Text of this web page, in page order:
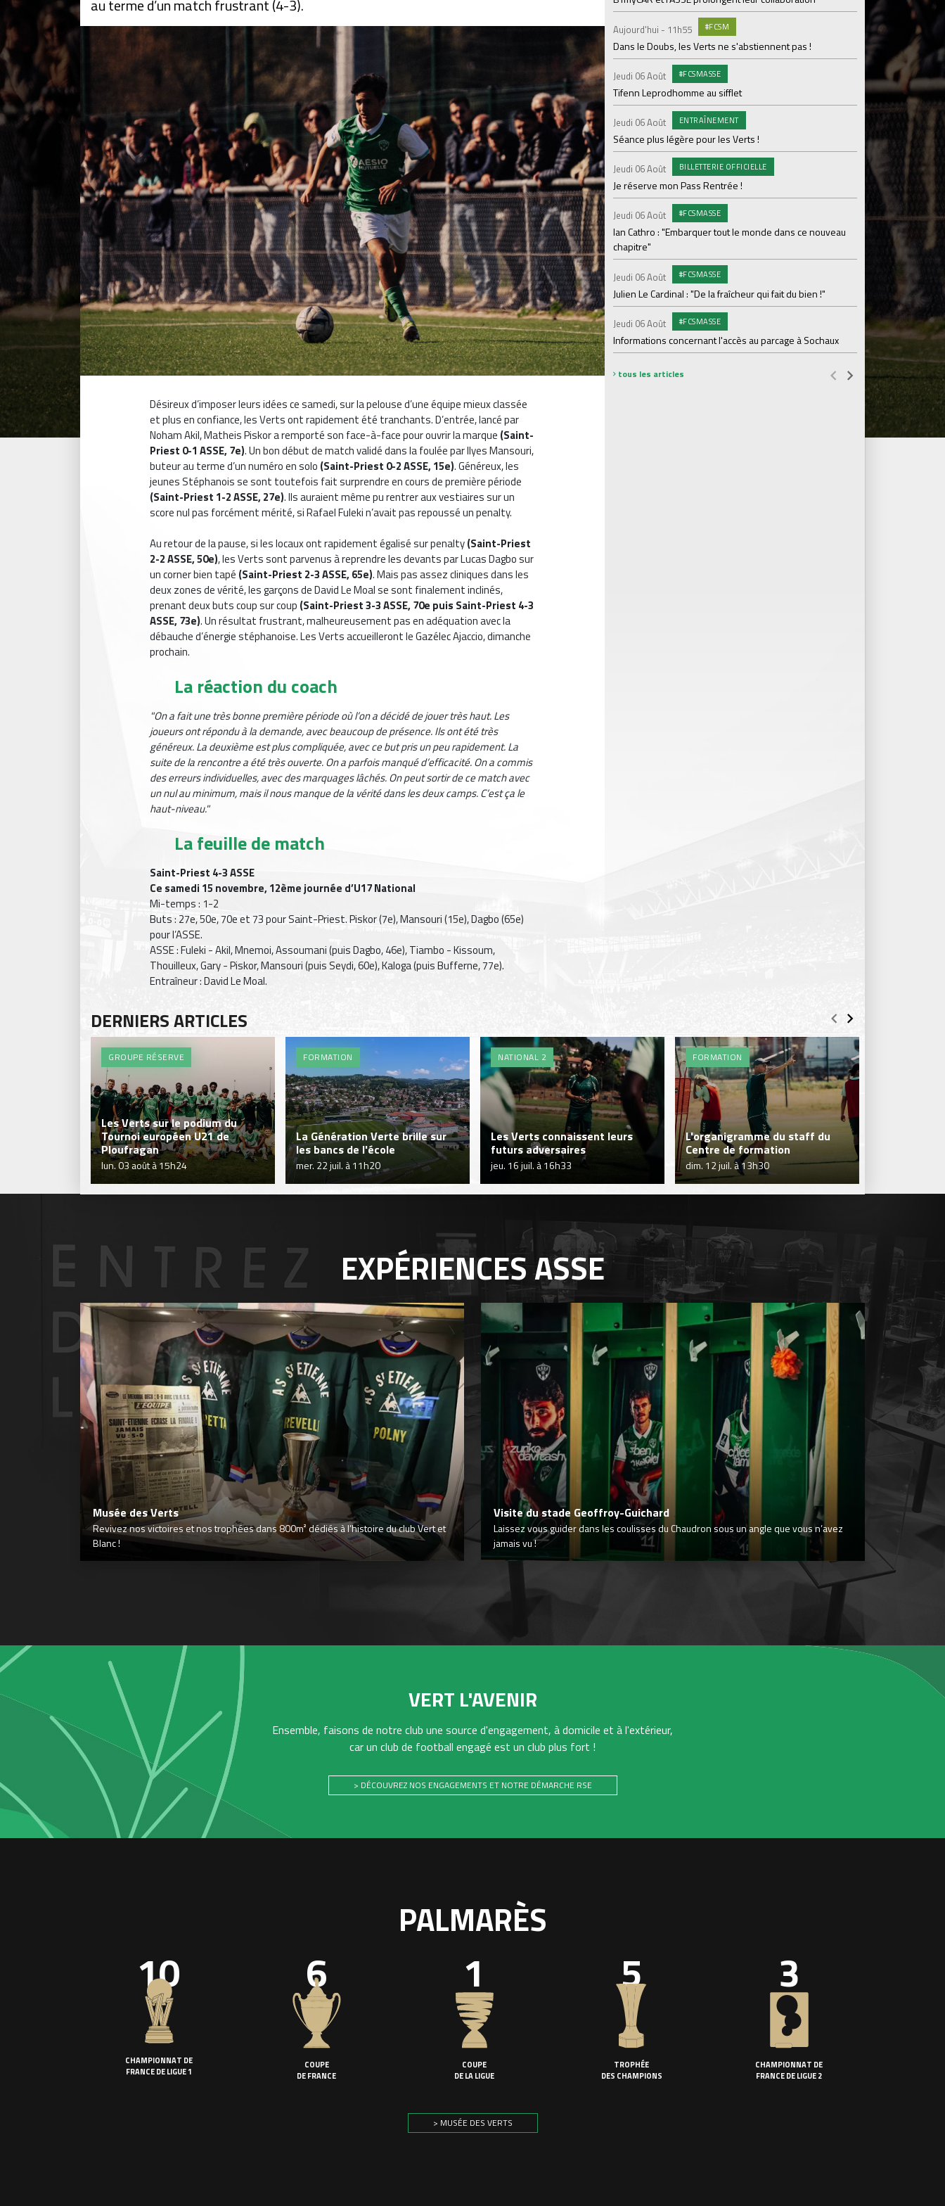
au terme d’un match frustrant (4-3).
Désireux d’imposer leurs idées ce samedi, sur la pelouse d’une équipe mieux classée
et plus en confiance, les Verts ont rapidement été tranchants. D’entrée, lancé par
Noham Akil, Matheis Piskor a remporté son face-à-face pour ouvrir la marque (Saint-
Priest 0-1 ASSE, 7e). Un bon début de match validé dans la foulée par Ilyes Mansouri,
buteur au terme d’un numéro en solo (Saint-Priest 0-2 ASSE, 15e). Généreux, les
jeunes Stéphanois se sont toutefois fait surprendre en cours de première période
(Saint-Priest 1-2 ASSE, 27e). Ils auraient même pu rentrer aux vestiaires sur un
score nul pas forcément mérité, si Rafael Fuleki n’avait pas repoussé un penalty.
Au retour de la pause, si les locaux ont rapidement égalisé sur penalty(Saint-Priest
2-2 ASSE, 50e), les Verts sont parvenus à reprendre les devants par Lucas Dagbo sur
un corner bien tapé (Saint-Priest 2-3 ASSE, 65e). Mais pas assez cliniques dans les
deux zones de vérité, les garçons de David Le Moal se sont finalement inclinés,
prenant deux buts coup sur coup (Saint-Priest 3-3 ASSE, 70e puis Saint-Priest 4-3
ASSE, 73e). Un résultat frustrant, malheureusement pas en adéquation avec la
débauche d’énergie stéphanoise. Les Verts accueilleront le Gazélec Ajaccio, dimanche
prochain.
La réaction du coach
"On a fait une très bonne première période où l’on a décidé de jouer très haut. Les
joueurs ont répondu à la demande, avec beaucoup de présence. Ils ont été très
généreux. La deuxième est plus compliquée, avec ce but pris un peu rapidement. La
suite de la rencontre a été très ouverte. On a parfois manqué d’efficacité. On a commis
des erreurs individuelles, avec des marquages lâchés. On peut sortir de ce match avec
un nul au minimum, mais il nous manque de la vérité dans les deux camps. C’est ça le
haut-niveau."
La feuille de match
Saint-Priest 4-3 ASSE
Ce samedi 15 novembre, 12ème journée d’U17 National
Mi-temps : 1-2
Buts : 27e, 50e, 70e et 73 pour Saint-Priest. Piskor (7e), Mansouri (15e), Dagbo (65e)
pour l’ASSE.
ASSE : Fuleki - Akil, Mnemoi, Assoumani (puis Dagbo, 46e), Tiambo - Kissoum,
Thouilleux, Gary - Piskor, Mansouri (puis Seydi, 60e), Kaloga (puis Bufferne, 77e).
Entraîneur : David Le Moal.
Aujourd'hui - 11h55 #FCSM
Dans le Doubs, les Verts ne s'abstiennent pas !
Jeudi 06 Août #FCSMASSE
Tifenn Leprodhomme au sifflet
Jeudi 06 Août ENTRAÎNEMENT
Séance plus légère pour les Verts !
Jeudi 06 Août BILLETTERIE OFFICIELLE
Je réserve mon Pass Rentrée !
Jeudi 06 Août #FCSMASSE
Ian Cathro : "Embarquer tout le monde dans ce nouveau
chapitre"
Jeudi 06 Août #FCSMASSE
Julien Le Cardinal : "De la fraîcheur qui fait du bien !"
Jeudi 06 Août #FCSMASSE
Informations concernant l'accès au parcage à Sochaux
Dans les coulisses
Mardi 04 Août
Les backstages du
Lundi 03 Août
Les Verts sur le
Ploufragan
Lundi 03 Août
Le programme de
Lundi 03 Août
Parcage complet
Lundi 03 Août
Le dernier match
Dimanche 02 Août
Le point sur
Samedi 01 Août
Ian Cathro : "La
vont commencer"
tous les articles
DERNIERS ARTICLES
GROUPE RÉSERVE
Les Verts sur le podium du
Tournoi européen U21 de
Ploufragan
lun. 03 août à 15h24
FORMATION
La Génération Verte brille sur
les bancs de l'école
mer. 22 juil. à 11h20
NATIONAL 2
Les Verts connaissent leurs
futurs adversaires
jeu. 16 juil. à 16h33
FORMATION
L'organigramme du staff du
Centre de formation
dim. 12 juil. à 13h30
EXPÉRIENCESASSE
Musée des Verts
Revivez nos victoires et nos trophées dans 800m² dédiés à l’histoire du club Vert et
Blanc !
Visite du stade Geoffroy-Guichard
Laissez vous guider dans les coulisses du Chaudron sous un angle que vous n’avez
jamais vu !
VERT L'AVENIR
Ensemble, faisons de notre club une source d'engagement, à domicile et à l'extérieur,
car un club de football engagé est un club plus fort !
> DÉCOUVREZ NOS ENGAGEMENTS ET NOTRE DÉMARCHE RSE
PALMARÈS
10
CHAMPIONNAT DE
FRANCE DE LIGUE 1
6
COUPE
DE FRANCE
1
COUPE
DE LA LIGUE
5
TROPHÉE
DES CHAMPIONS
3
CHAMPIONNAT DE
FRANCE DE LIGUE 2
> MUSÉE DES VERTS